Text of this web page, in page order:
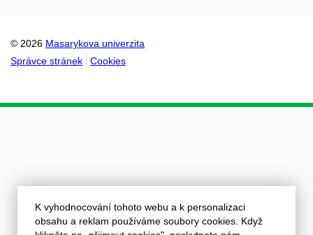
© 2026 Masarykova univerzita
Správce stránek
Cookies
K vyhodnocování tohoto webu a k personalizaci
obsahu a reklam používáme soubory cookies. Když